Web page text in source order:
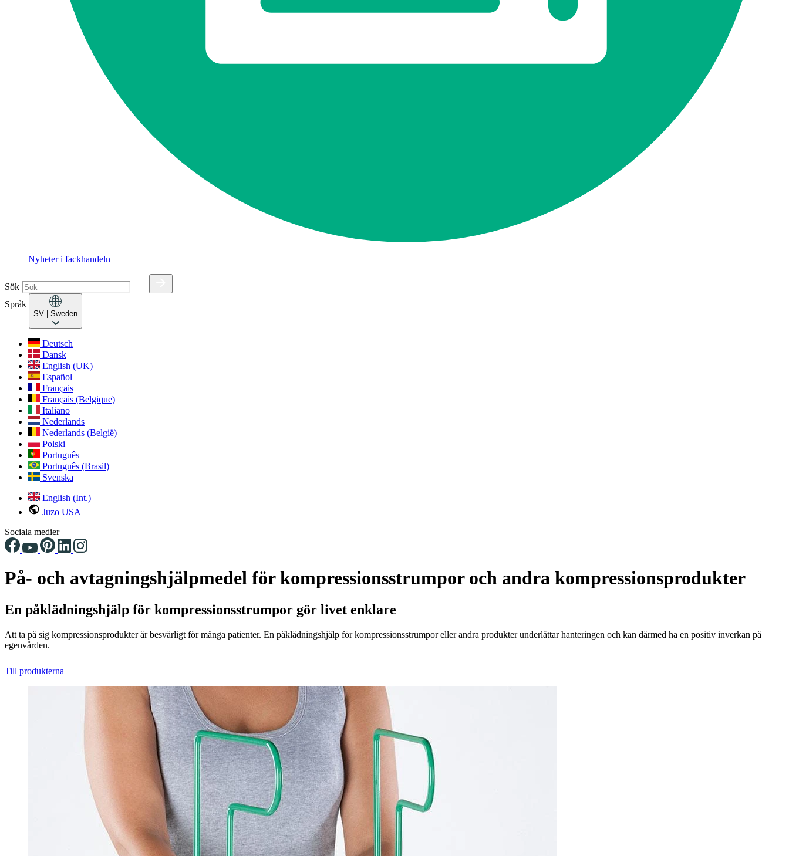
Nyheter i fackhandeln
Sök
Språk
SV | Sweden
Deutsch
Dansk
English (UK)
Español
Français
Français (Belgique)
Italiano
Nederlands
Nederlands (België)
Polski
Português
Português (Brasil)
Svenska
English (Int.)
Juzo USA
Sociala medier
På- och avtagningshjälpmedel för kompressionsstrumpor och andra kompressionsprodukter
En påklädningshjälp för kompressionsstrumpor gör livet enklare
Att ta på sig kompressionsprodukter är besvärligt för många patienter. En påklädningshjälp för kompressionsstrumpor eller andra produkter underlättar hanteringen och kan därmed ha en positiv inverkan på
egenvården.
Till produkterna